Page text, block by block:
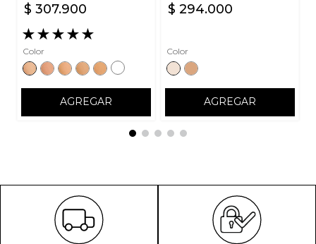
$ 307.900
★★★★★
Color
AGREGAR
$ 294.000
Color
AGREGAR